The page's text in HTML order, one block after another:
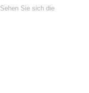
Sehen Sie sich die